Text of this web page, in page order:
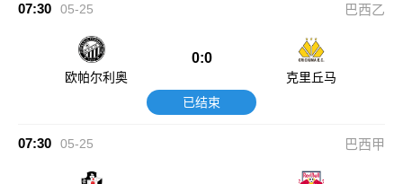
07:30 05-25 巴西乙
欧帕尔利奥
0:0
克里丘马
已结束
07:30 05-25 巴西甲